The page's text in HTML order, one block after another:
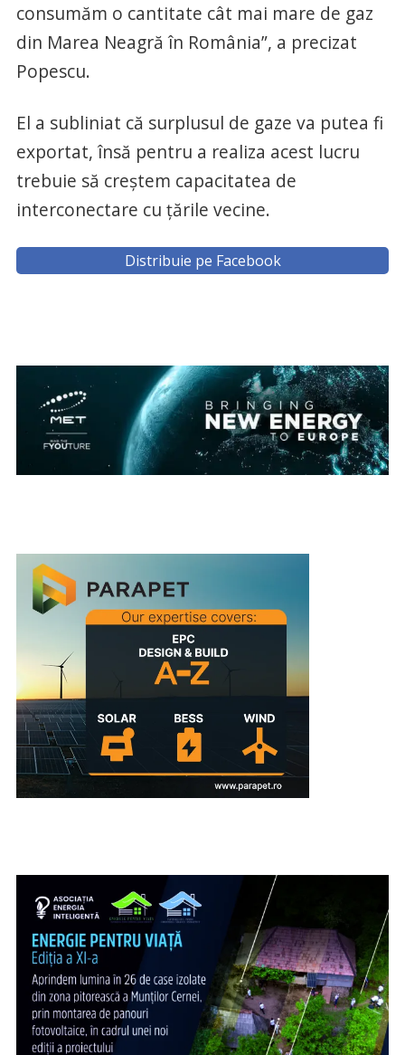
consumăm o cantitate cât mai mare de gaz
din Marea Neagră în România”, a precizat
Popescu.
El a subliniat că surplusul de gaze va putea fi
exportat, însă pentru a realiza acest lucru
trebuie să creştem capacitatea de
interconectare cu ţările vecine.
Distribuie pe Facebook